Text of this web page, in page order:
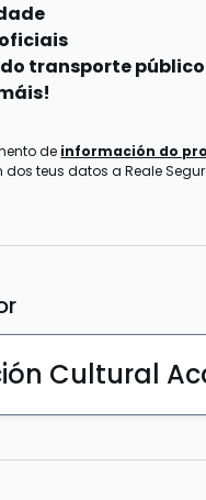
transporte público
de información do
teus datos a Reale
Cultural